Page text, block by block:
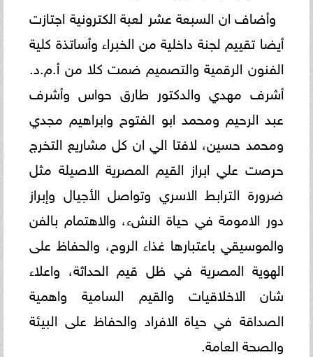
وأضاف ان السبعة عشر لعبة الكترونية اجتازت
أيضا تقييم لجنة داخلية من الخبراء وأساتذة كلية
الفنون الرقمية والتصميم ضمت كلا من أ.م.د.
أشرف مهدي والدكتور طارق حواس وأشرف
عبد الرحيم ومحمد ابو الفتوح وابراهيم مجدي
ومحمد حسين، لافتا الي ان كل مشاريع التخرج
حرصت علي ابراز القيم المصرية الاصيلة مثل
ضرورة الترابط الاسري وتواصل الأجيال وإبراز
دور الامومة في حياة النشء، والاهتمام بالفن
والموسيقي باعتبارها غذاء الروح، والحفاظ على
الهوية المصرية في ظل قيم الحداثة، واعلاء
شان الاخلاقيات والقيم السامية واهمية
الصداقة في حياة الافراد والحفاظ على البيئة
والصحة العامة.